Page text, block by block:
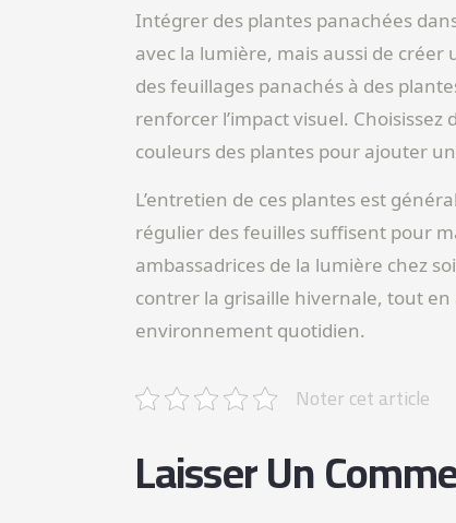
Intégrer des plantes panachées
avec la lumière, mais aussi de
des feuillages panachés à des
renforcer l’impact visuel.
couleurs des plantes pour ajouter
L’entretien de ces plantes est
régulier des feuilles suffisent pour
ambassadrices de la lumière chez
contrer la grisaille hivernale, tout
environnement quotidien.
Noter cet article
Laisser Un